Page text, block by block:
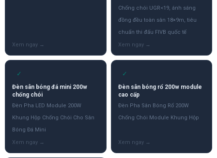
Chống chói UGR<19, ánh sáng
đồng đều toàn sân 18×9m, tiêu
chuẩn thi đấu FIVB quốc tế
✓
Đèn sân bóng đá mini 200w
chống chói
Đèn Pha LED Module 200W
Khung Hộp Chống Chói Cho Sân
Bóng Đá Mini
✓
Đèn sân bóng rổ 200w module
cao cấp
Đèn Pha Sân Bóng Rổ 200W
Chống Chói Module Khung Hộp